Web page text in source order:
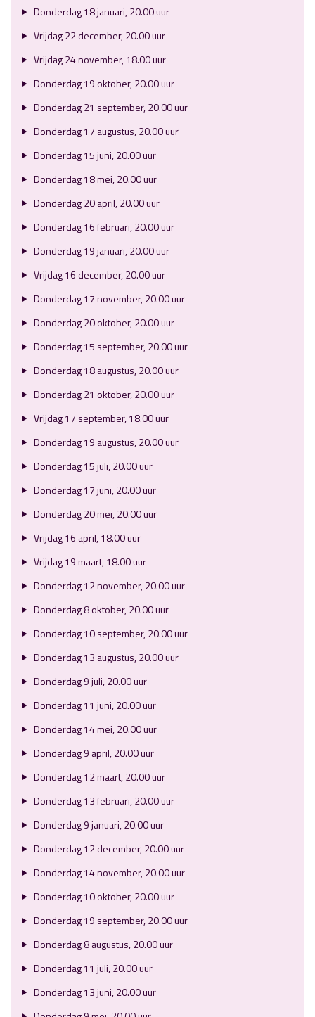
Donderdag 18 januari, 20.00 uur
Vrijdag 22 december, 20.00 uur
Vrijdag 24 november, 18.00 uur
Donderdag 19 oktober, 20.00 uur
Donderdag 21 september, 20.00 uur
Donderdag 17 augustus, 20.00 uur
Donderdag 15 juni, 20.00 uur
Donderdag 18 mei, 20.00 uur
Donderdag 20 april, 20.00 uur
Donderdag 16 februari, 20.00 uur
Donderdag 19 januari, 20.00 uur
Vrijdag 16 december, 20.00 uur
Donderdag 17 november, 20.00 uur
Donderdag 20 oktober, 20.00 uur
Donderdag 15 september, 20.00 uur
Donderdag 18 augustus, 20.00 uur
Donderdag 21 oktober, 20.00 uur
Vrijdag 17 september, 18.00 uur
Donderdag 19 augustus, 20.00 uur
Donderdag 15 juli, 20.00 uur
Donderdag 17 juni, 20.00 uur
Donderdag 20 mei, 20.00 uur
Vrijdag 16 april, 18.00 uur
Vrijdag 19 maart, 18.00 uur
Donderdag 12 november, 20.00 uur
Donderdag 8 oktober, 20.00 uur
Donderdag 10 september, 20.00 uur
Donderdag 13 augustus, 20.00 uur
Donderdag 9 juli, 20.00 uur
Donderdag 11 juni, 20.00 uur
Donderdag 14 mei, 20.00 uur
Donderdag 9 april, 20.00 uur
Donderdag 12 maart, 20.00 uur
Donderdag 13 februari, 20.00 uur
Donderdag 9 januari, 20.00 uur
Donderdag 12 december, 20.00 uur
Donderdag 14 november, 20.00 uur
Donderdag 10 oktober, 20.00 uur
Donderdag 19 september, 20.00 uur
Donderdag 8 augustus, 20.00 uur
Donderdag 11 juli, 20.00 uur
Donderdag 13 juni, 20.00 uur